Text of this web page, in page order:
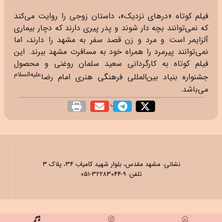
فیلم کوتاه «درهای نزدیک»، داستان زوجی را روایت می‌کند
که نمی‌توانند بچه دار شوند و پدر پیری دارند که دچار بیماری
آلزایمر است و مرد و زن قصد سفر به مشهد را دارند، اما
نمی‌توانند پیرمرد را همراه خود به مسافرت مشهد ببرند. این
فیلم کوتاه به کارگردانی سعید سلمان روغنی و محصول
جشنواره‌ بنیاد بین‌المللی فرهنگی هنری امام رضاعلیه‌السلام
می‌باشد.
اشتراک گذاری
نشانی: مشهد مقدس، بلوار شهید کامیاب ۳۴، پلاک ۳
تلفن: ۹-۳۲۲۸۳۰۴۴-۰۵۱